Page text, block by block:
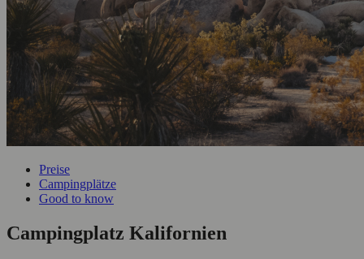
Preise
Campingplätze
Good to know
Campingplatz Kalifornien